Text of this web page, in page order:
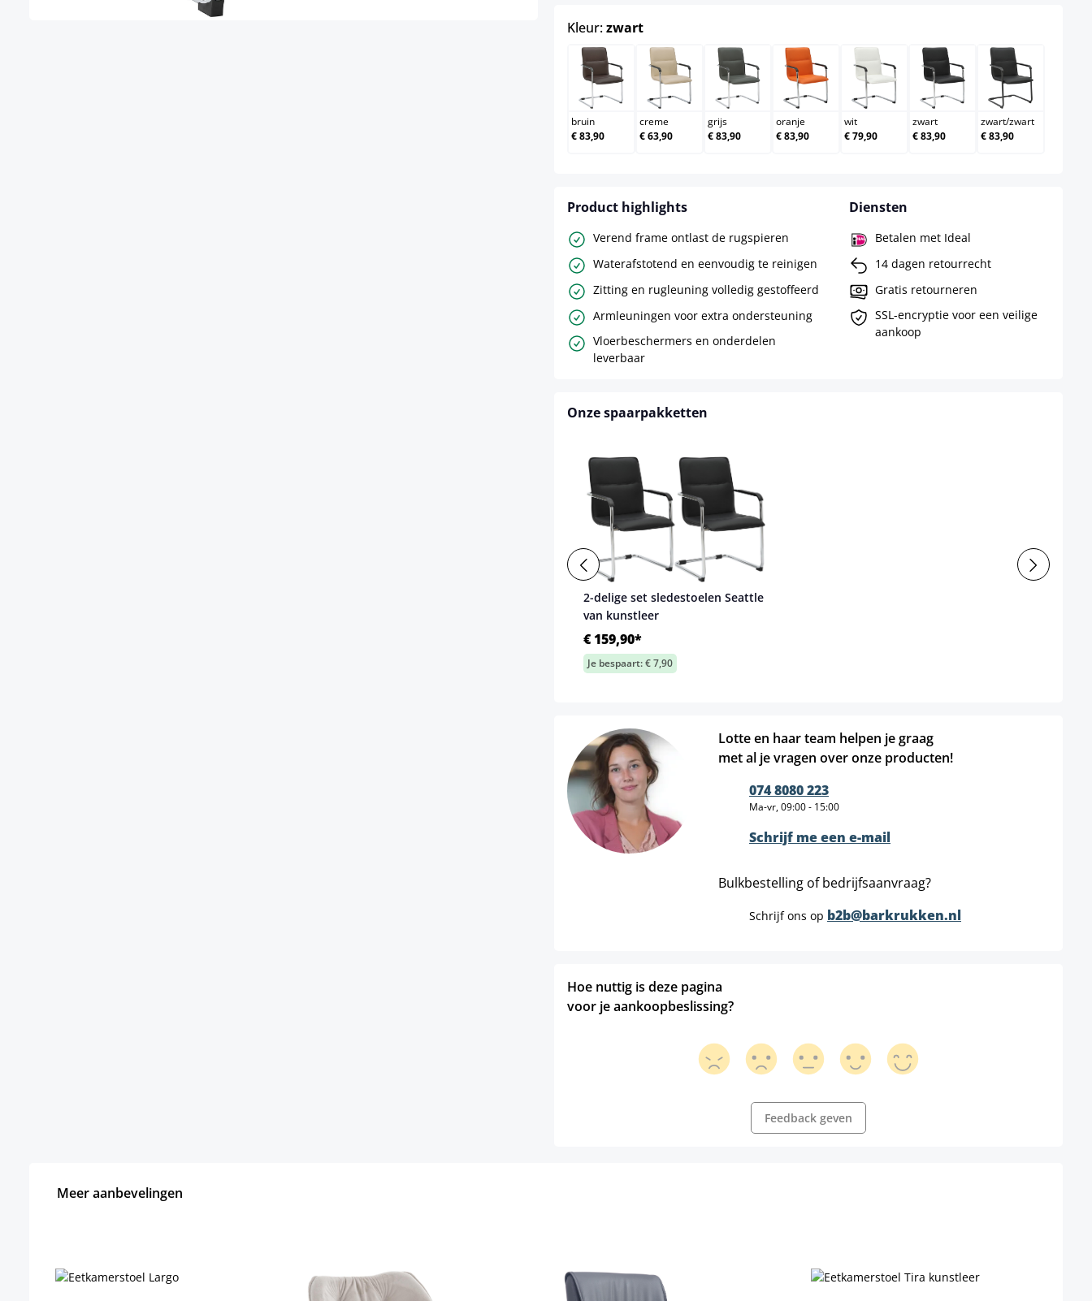
Kleur:zwartselect
bruin
bruin
€ 83,90
creme
creme
€ 63,90
grijs
grijs
€ 83,90
oranje
oranje
€ 83,90
wit
wit
€ 79,90
zwart
zwart
€ 83,90
zwart/zwart
zwart/zwart
€ 83,90
Product highlights
Verend frame ontlast de rugspieren
Waterafstotend en eenvoudig te reinigen
Zitting en rugleuning volledig gestoffeerd
Armleuningen voor extra ondersteuning
Vloerbeschermers en onderdelen
leverbaar
Diensten
Betalen met Ideal
14 dagen retourrecht
Gratis retourneren
SSL-encryptie voor een veilige
aankoop
Onze spaarpakketten
2-delige set sledestoelen Seattle
van kunstleer
€ 159,90*
Je bespaart: € 7,90
Lotte en haar team helpen je graag
met al je vragen over onze producten!
074 8080 223
Ma-vr, 09:00 - 15:00
Schrijf me een e-mail
Bulkbestelling of bedrijfsaanvraag?
Schrijf ons op b2b@barkrukken.nl
Hoe nuttig is deze pagina
voor je aankoopbeslissing?
Feedback geven
Meer aanbevelingen